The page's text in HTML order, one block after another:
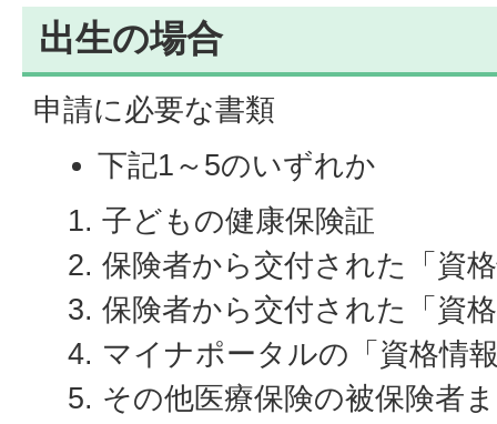
出生の場合
申請に必要な書類
下記1～5のいずれか
子どもの健康保険証
保険者から交付された「資
保険者から交付された「資
マイナポータルの「資格情
その他医療保険の被保険者